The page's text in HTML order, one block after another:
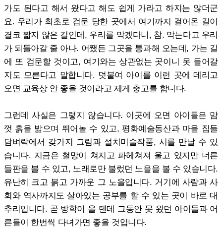
가도 된다고 해서 왔다고 해도 쉽게 가라고 하지는 않더군
요. 우리가 최초로 검문 당한 곳에서 여기까지 걸어온 길이
결코 짧지 않은 길인데, 우리를 막겠다니, 참. 막는다고 우리
가 되돌아갈 줄 아나. 어쨌든 그곳을 통과해 오는데, 가는 길
에 또 검문할 것이고, 여기와는 상관없는 곳이니 못 들어갈
지도 모른다고 말합니다. 덧붙여 아이를 이런 곳에 데리고
오면 교육상 안 좋을 것이라고 제게 충고를 합니다.
그런데 사실은 그렇지 않습니다. 이곳에 오면 아이들은 맘
껏 흙을 밟으며 뛰어놀 수 있고, 평화예술동산과 마을 집들
담벼락에서 갖가지 그림과 설치미술작품, 시를 만날 수 있
습니다. 지금은 철망이 쳐지고 파헤쳐져 울고 있지만 너른
들판을 볼 수 있고, 노래로만 불렀던 노을을 볼 수 있습니다.
유난히 크고 붉고 가까운 그 노을입니다. 거기에 사람과 사
회와 역사까지도 살아있는 공부를 할 수 있는 곳이 바로 대
추리입니다. 곧 방학이 올 텐데 그동안 못 왔던 아이들과 어
른들이 한번씩 다녀가면 좋을 것입니다.